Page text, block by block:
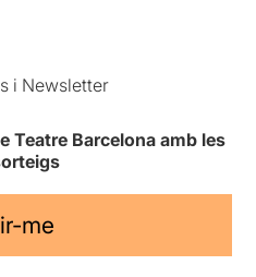
i Newsletter
Teatre Barcelona amb les
me